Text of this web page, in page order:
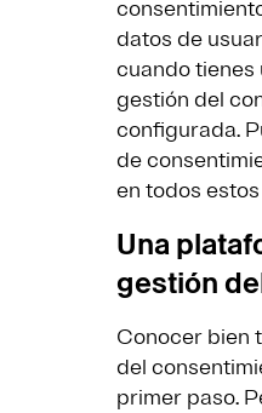
datos de
cuando tienes
gestión del
configurada.
de
en todos
Una
gestión
Conocer bien
del
primer paso.